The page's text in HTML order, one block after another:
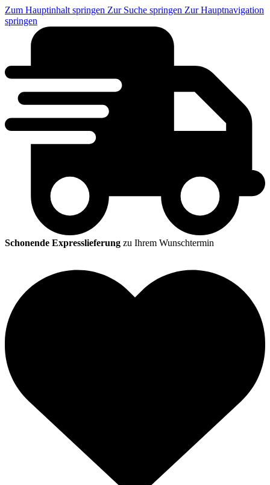
Zum Hauptinhalt springen Zur Suche springen Zur Hauptnavigation
springen
Schonende Expresslieferung zu Ihrem Wunschtermin